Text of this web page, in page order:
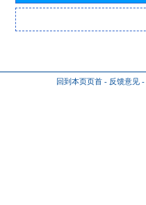
回到本页页首 - 反馈意见 -